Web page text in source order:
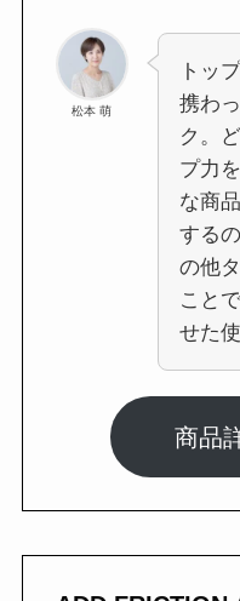
松本 萌
トッ
携わ
ク。
プ力
な商
する
の他
こと
せた
商品